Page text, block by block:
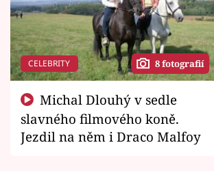
CELEBRITY 8 fotografií
slavného filmového koně.
Jezdil na něm i Draco Malfoy